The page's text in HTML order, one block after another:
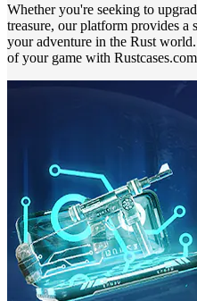
Whether you're seeking to
treasure, our platform provides a
your adventure in the Rust
of your game with